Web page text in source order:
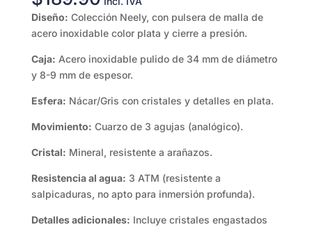
Diseño: Colección Neely, con pulsera de malla de
acero inoxidable color plata y cierre a presión.
Caja: Acero inoxidable pulido de 34 mm de diámetro
y 8-9 mm de espesor.
Esfera: Nácar/Gris con cristales y detalles en plata.
Movimiento: Cuarzo de 3 agujas (analógico).
Cristal: Mineral, resistente a arañazos.
Resistencia al agua: 3 ATM (resistente a
salpicaduras, no apto para inmersión profunda).
Detalles adicionales: Incluye cristales engastados